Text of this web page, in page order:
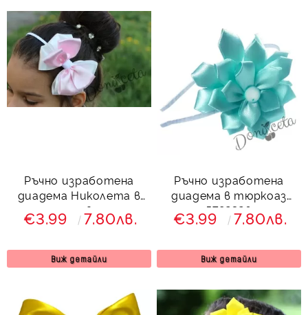
Ръчно изработена
диадема Николета в
розово
€3.99 7.80лв.
Виж детайли
Ръчно изработена
диадема в тюркоаз
5782326
€3.99 7.80лв.
Виж детайли